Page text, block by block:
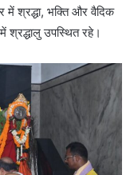
में श्रद्धा, भक्ति और वैदिक
श्रद्धालु उपस्थित रहे।